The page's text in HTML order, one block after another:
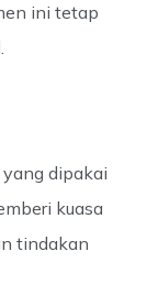
ini tetap
dipakai
kuasa
tindakan